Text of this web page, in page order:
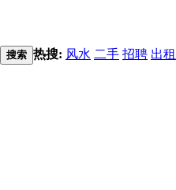
搜索 热搜: 风水 二手 招聘 出租